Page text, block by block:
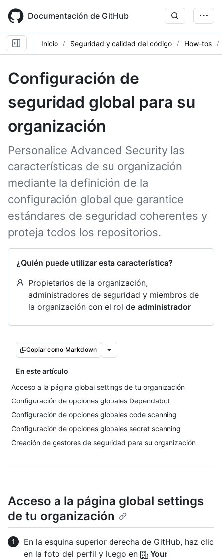
main
content
Documentación de GitHub
Inicio Seguridad y calidad del código How-tos
Configuración de
seguridad global para su
organización
Personalice Advanced Security las
características de su organización
mediante la definición de la
configuración global que garantice
estándares de seguridad coherentes y
proteja todos los repositorios.
¿Quién puede utilizar esta característica?
Propietarios de la organización,
administradores de seguridad y miembros de
la organización con el rol de administrador
Copiar como Markdown
En este artículo
Acceso a la página global settings de tu organización
Configuración de opciones globales Dependabot
Configuración de opciones globales code scanning
Configuración de opciones globales secret scanning
Creación de gestores de seguridad para su organización
Acceso a la página global settings
de tu organización
En la esquina superior derecha de GitHub, haz clic
en la foto del perfil y luego en
Your